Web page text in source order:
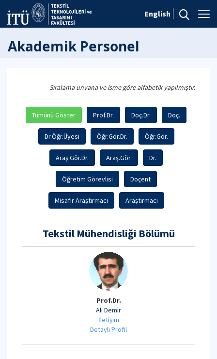
English
Akademik Personel
Sıralama unvana ve isme göre alfabetik yapılmıştır.
Tümünü Göster Prof.Dr. Doç.Dr. Doç.
Dr.Öğr.Üyesi Öğr.Gör.Dr. Öğr.Gör.
Araş.Gör.Dr. Araş.Gör. Dr.
Öğretim Görevlisi Doçent
Misafir Araştırmacı Araştırmacı
Tekstil Mühendisliği Bölümü
Prof.Dr.
Ali Demir
İletişim
Detaylı Profil